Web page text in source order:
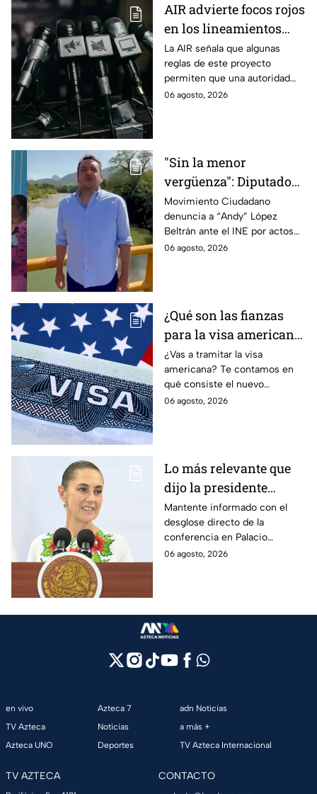
AIR advierte focos rojos
en los lineamientos
para proteger a las
audiencias
La AIR señala que algunas
reglas de este proyecto
permiten que una autoridad
gubernamental supervise,
06 agosto, 2026
"Sin la menor
vergüenza": Diputado
Juan Zavala denuncia
ante el INE a Andy
López Beltrán por
campaña anticipada en
Movimiento Ciudadano
denuncia a “Andy” López
Beltrán ante el INE por actos
anticipados de campaña en
06 agosto, 2026
¿Qué son las fianzas
para la visa americana
y por qué causan tanta
controversia?
¿Vas a tramitar la visa
americana? Te contamos en
qué consiste el nuevo
programa de fianzas
06 agosto, 2026
Lo más relevante que
dijo la presidente
Claudia Sheinbaum
hoy jueves 6 de agosto
en la mañanera
Mantente informado con el
desglose directo de la
conferencia en Palacio
Nacional este jueves 6 de
06 agosto, 2026
en vivo
TV Azteca
Azteca UNO
Azteca 7
Noticias
Deportes
adn Noticias
a más +
TV Azteca Internacional
TV AZTECA CONTACTO